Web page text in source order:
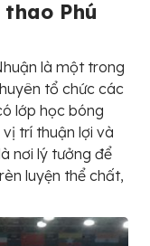
Phú
là một trong
tổ chức các
lớp học bóng
trí thuận lợi và
nơi lý tưởng để
luyện thể chất,